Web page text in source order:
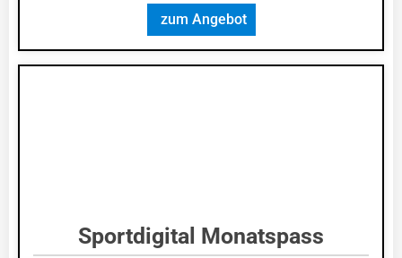
zum Angebot
Sportdigital Monatspass